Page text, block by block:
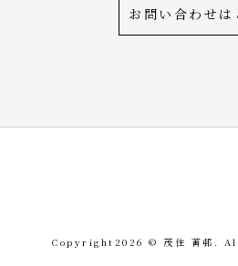
お問い合わせは
Copyright 2026 © 茂住 菁邨.